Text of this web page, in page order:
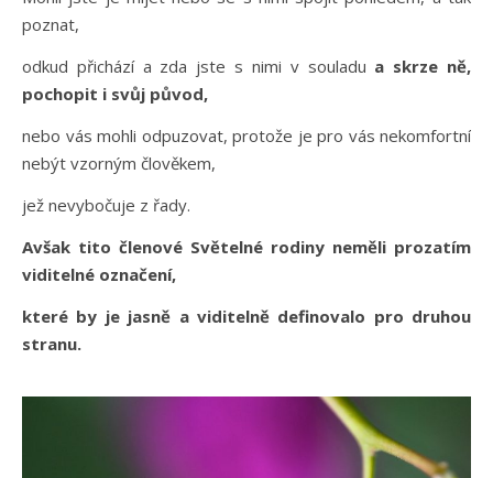
poznat,
odkud přichází a zda jste s nimi v souladu a skrze ně,
pochopit i svůj původ,
nebo vás mohli odpuzovat, protože je pro vás nekomfortní
nebýt vzorným člověkem,
jež nevybočuje z řady.
Avšak tito členové Světelné rodiny neměli prozatím
viditelné označení,
které by je jasně a viditelně definovalo pro druhou
stranu.